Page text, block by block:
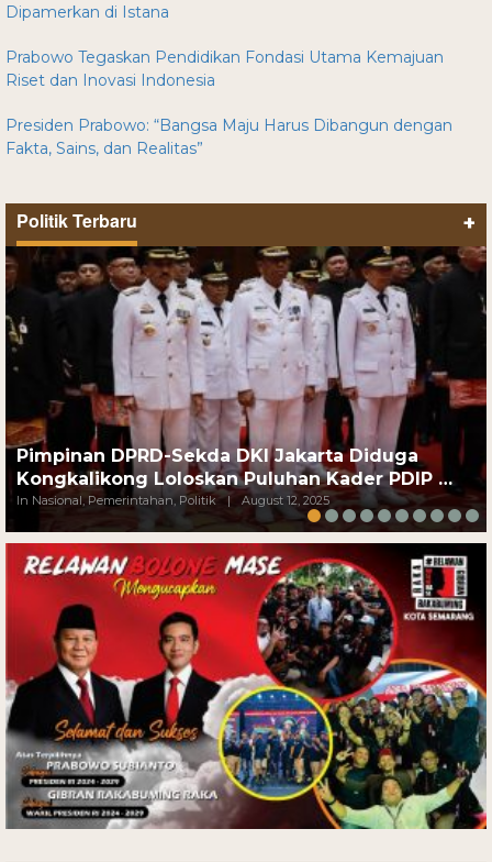
Dipamerkan di Istana
Prabowo Tegaskan Pendidikan Fondasi Utama Kemajuan
Riset dan Inovasi Indonesia
Presiden Prabowo: “Bangsa Maju Harus Dibangun dengan
Fakta, Sains, dan Realitas”
Politik Terbaru +
Pimpinan DPRD-Sekda DKI Jakarta Diduga
Kongkalikong Loloskan Puluhan Kader PDIP …
In Nasional, Pemerintahan, Politik | August 12, 2025